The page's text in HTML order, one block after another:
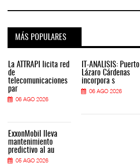
MÁS POPULARES
La ATTRAPI licita red
de
telecomunicaciones
par
06 AGO 2026
ExxonMobil lleva
mantenimiento
predictivo al au
05 AGO 2026
IT-ANÁLISIS: Puerto
Lázaro Cárdenas
incorpora s
06 AGO 2026